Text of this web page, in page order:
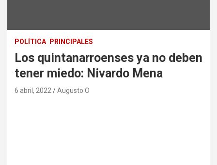
POLÍTICA PRINCIPALES
Los quintanarroenses ya no deben
tener miedo: Nivardo Mena
6 abril, 2022 Augusto O